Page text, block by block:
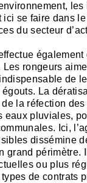
ici se faire dans
du secteur
Les rongeurs
de
La
de la réfection
eaux pluviales,
Ici,
dissémine
grand périmètre.
ou plus
de contrats